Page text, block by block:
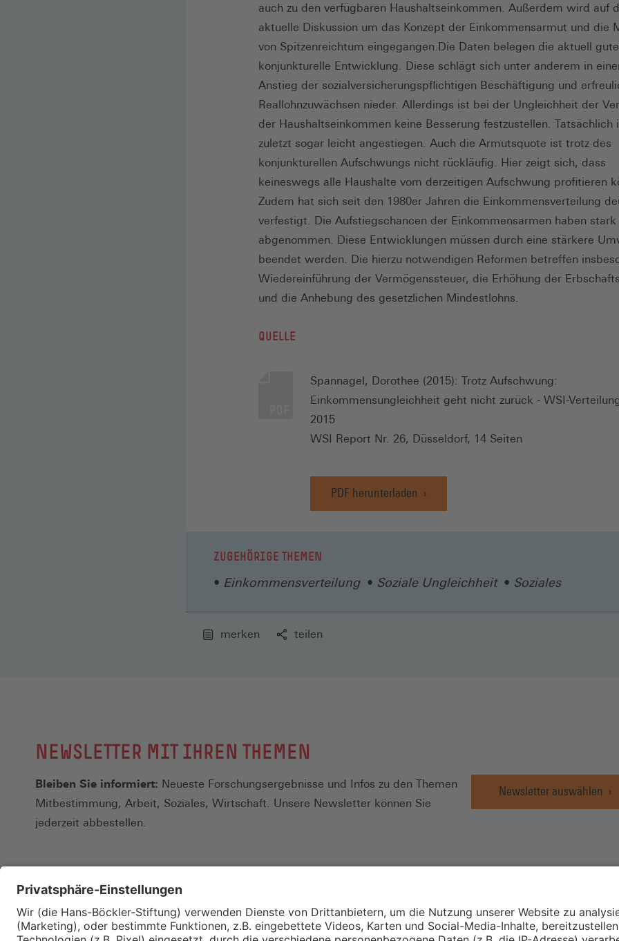
auch zu den verfügbaren Haushaltseinkommen. Außerdem wird auf
aktuelle Diskussion um das Konzept der Einkommensarmut und die
von Spitzenreichtum eingegangen.Die Daten belegen die aktuell gute
konjunkturelle Entwicklung. Diese schlägt sich unter anderem in
Anstieg der sozialversicherungspflichtigen Beschäftigung und
Reallohnzuwächsen nieder. Allerdings ist bei der Ungleichheit der
der Haushaltseinkommen keine Besserung festzustellen. Tatsächlich
zuletzt sogar leicht angestiegen. Auch die Armutsquote ist trotz des
konjunkturellen Aufschwungs nicht rückläufig. Hier zeigt sich, dass
keineswegs alle Haushalte vom derzeitigen Aufschwung profitieren
Zudem hat sich seit den 1980er Jahren die Einkommensverteilung
verfestigt. Die Aufstiegschancen der Einkommensarmen haben stark
abgenommen. Diese Entwicklungen müssen durch eine stärkere
beendet werden. Die hierzu notwendigen Reformen betreffen
Wiedereinführung der Vermögenssteuer, die Erhöhung der
und die Anhebung des gesetzlichen Mindestlohns.
QUELLE
Spannagel, Dorothee (2015): Trotz Aufschwung:
Einkommensungleichheit geht nicht zurück - WSI-
2015
WSI Report Nr. 26, Düsseldorf, 14 Seiten
PDF herunterladen
ZUGEHÖRIGE THEMEN
Einkommensverteilung Soziale Ungleichheit Soziales
merken teilen
NEWSLETTER MIT IHREN THEMEN
Bleiben Sie informiert: Neueste Forschungsergebnisse und Infos zu den Themen
Mitbestimmung, Arbeit, Soziales, Wirtschaft. Unsere Newsletter können Sie
jederzeit abbestellen.
Newsletter auswählen
Kontakt
Wirtschafts- und